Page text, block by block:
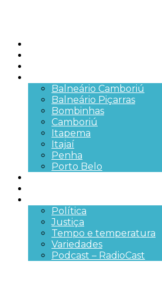
Balneário Camboriú
Balneário Piçarras
Bombinhas
Camboriú
Itapema
Itajaí
Penha
Porto Belo
Política
Justiça
Tempo e temperatura
Variedades
Podcast – RadioCast